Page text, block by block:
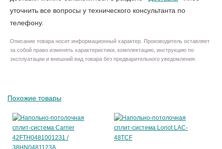
уточнить все вопросы у технического консультанта по
телефону.
Описание товара носит информационный характер. Производитель оставляет
за собой право изменять характеристики, комплектацию, инструкцию по
эксплуатации и внешний вид товара без предварительного уведомления.
Похожие товары